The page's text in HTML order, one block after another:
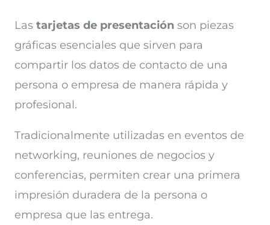
Las tarjetas de presentación son piezas
gráficas esenciales que sirven para
compartir los datos de contacto de una
persona o empresa de manera rápida y
profesional.
Tradicionalmente utilizadas en eventos de
networking, reuniones de negocios y
conferencias, permiten crear una primera
impresión duradera de la persona o
empresa que las entrega.